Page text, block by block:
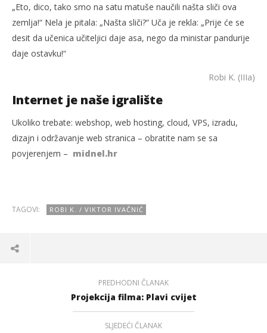
„Eto, dico, tako smo na satu matuše naučili našta sliči ova
zemlja!“ Nela je pitala: „Našta sliči?“ Uča je rekla: „Prije će se
desit da učenica učiteljici daje asa, nego da ministar pandurije
daje ostavku!“
Robi K. (IIIa)
Internet je naše igralište
Ukoliko trebate: webshop, web hosting, cloud, VPS, izradu,
dizajn i održavanje web stranica – obratite nam se sa
povjerenjem – midnel.hr
TAGOVI: ROBI K. / VIKTOR IVAČNIĆ
PREDHODNI ČLANAK
Projekcija filma: Plavi cvijet
SLJEDEĆI ČLANAK